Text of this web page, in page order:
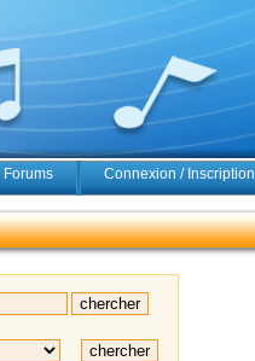
Forums Connexion / Inscription